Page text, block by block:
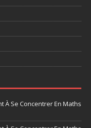
À Se Concentrer En Maths